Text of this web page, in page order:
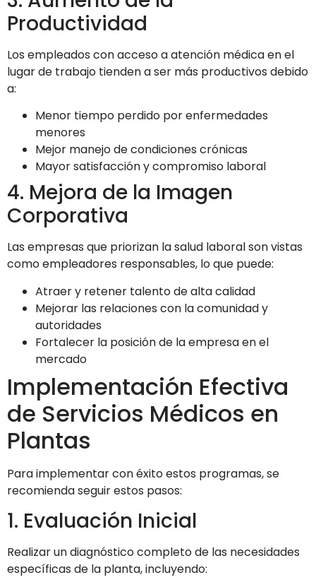
Productividad
Los empleados con acceso a atención médica en el
lugar de trabajo tienden a ser más productivos debido
a:
Menor tiempo perdido por enfermedades
menores
Mejor manejo de condiciones crónicas
Mayor satisfacción y compromiso laboral
4. Mejora de la Imagen
Corporativa
Las empresas que priorizan la salud laboral son vistas
como empleadores responsables, lo que puede:
Atraer y retener talento de alta calidad
Mejorar las relaciones con la comunidad y
autoridades
Fortalecer la posición de la empresa en el
mercado
Implementación Efectiva
de Servicios Médicos en
Plantas
Para implementar con éxito estos programas, se
recomienda seguir estos pasos:
1. Evaluación Inicial
Realizar un diagnóstico completo de las necesidades
específicas de la planta, incluyendo: